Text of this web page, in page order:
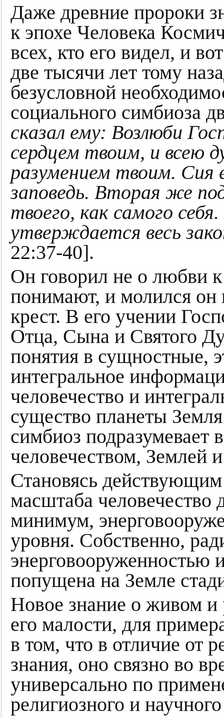
Даже древние пророки
к эпохе Человека
всех, кто его видел, и
две тысячи лет тому
безусловной
социального симбиоза
сказал ему: Возлюби
сердцем твоим, и всею
разумением твоим. Сия
заповедь. Вторая же
твоего, как самого
утверждается весь
22:37-40].
Он говорил не о любви к
понимают, и молился он
крест. В его учении
Отца, Сына и Святого
понятия в сущностные,
интегральное
человечество и
существо планеты
симбиоз
человечеством, Землей
Становясь
масштаба человечество
минимум,
уровня. Собственно,
попущена на Земле
Новое знание о живом
его малости, для
в том, что в отличие от
знания, оно связно во
универсально по
религиозного и